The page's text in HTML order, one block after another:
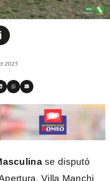
2025
se disputó
Villa Manchi